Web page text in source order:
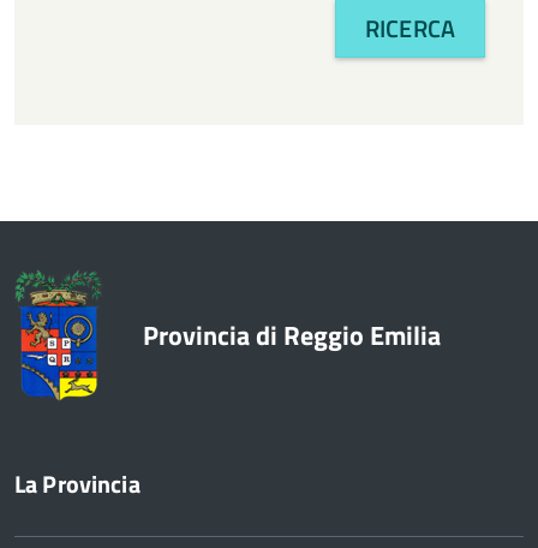
RICERCA
Provincia di Reggio Emilia
La Provincia